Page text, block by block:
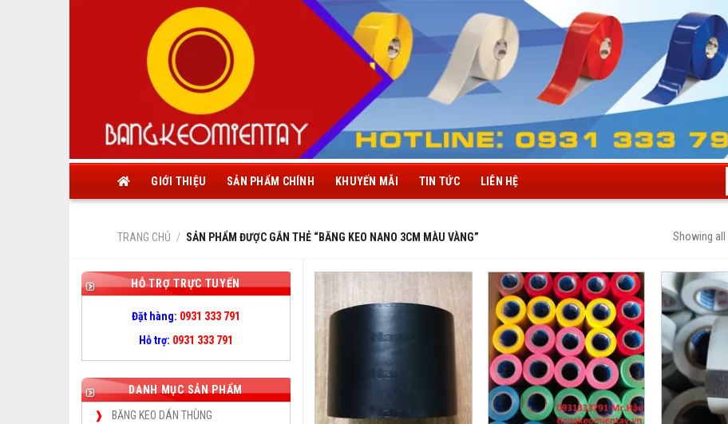
GIỚI THIỆU SẢN PHẨM CHÍNH KHUYẾN MÃI TIN TỨC LIÊN HỆ
TRANG CHỦ / SẢN PHẨM ĐƯỢC GẮN THẺ “BĂNG KEO NANO 3CM MÀU VÀNG” Showing all
HỖ TRỢ TRỰC TUYẾN
Đặt hàng: 0931 333 791
Hỗ trợ: 0931 333 791
DANH MỤC SẢN PHẨM
BĂNG KEO DÁN THÙNG